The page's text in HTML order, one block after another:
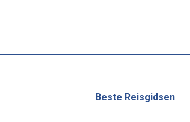
Beste Reisgidsen